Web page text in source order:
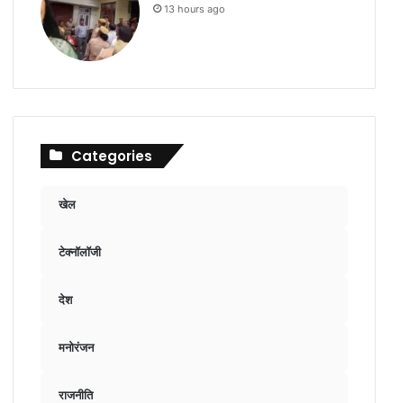
13 hours ago
Categories
खेल
टेक्नॉलॉजी
देश
मनोरंजन
राजनीति